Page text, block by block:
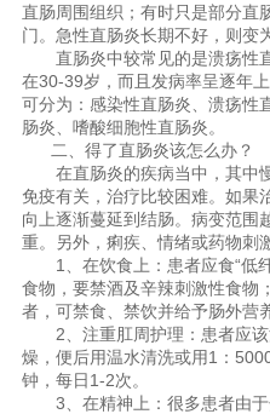
直肠周围组织；有时只是部分直
门。急性直肠炎长期不好，则变
直肠炎中较常见的是溃疡性
在30-39岁，而且发病率呈逐年
可分为：感染性直肠炎、溃疡性
肠炎、嗜酸细胞性直肠炎。
二、得了直肠炎该怎么办？
在直肠炎的疾病当中，其中
免疫有关，治疗比较困难。如果
向上逐渐蔓延到结肠。病变范围
重。另外，痢疾、情绪或药物刺
1、在饮食上：患者应食“低
食物，要禁酒及辛辣刺激性食物
者，可禁食、禁饮并给予肠外营养
2、注重肛周护理：患者应该
燥，便后用温水清洗或用1：
钟，每日1-2次。
3、在精神上：很多患者由于